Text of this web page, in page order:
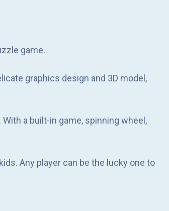
game.
graphics design and 3D model,
a built-in game, spinning wheel,
Any player can be the lucky one to